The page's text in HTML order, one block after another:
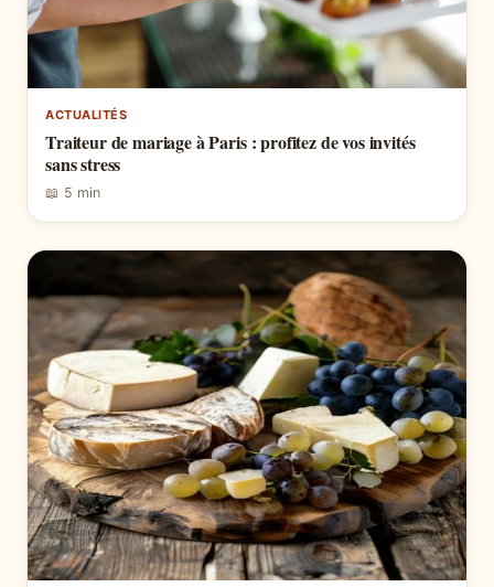
ACTUALITÉS
Traiteur de mariage à Paris : profitez de vos invités
sans stress
📖 5 min